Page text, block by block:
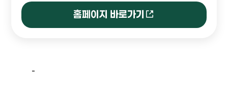
홈페이지 바로가기
-